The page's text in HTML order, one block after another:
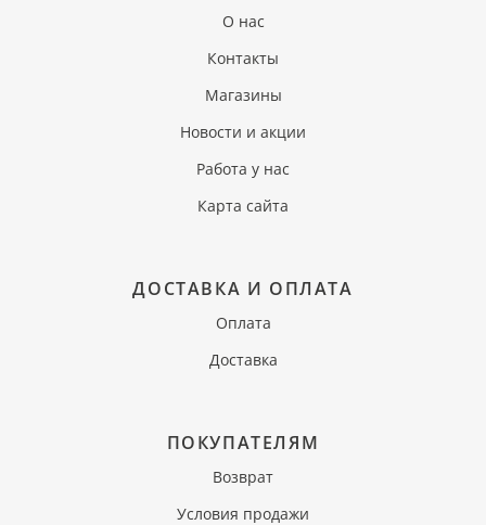
О нас
Контакты
Магазины
Новости и акции
Работа у нас
Карта сайта
ДОСТАВКА И ОПЛАТА
Оплата
Доставка
ПОКУПАТЕЛЯМ
Возврат
Условия продажи